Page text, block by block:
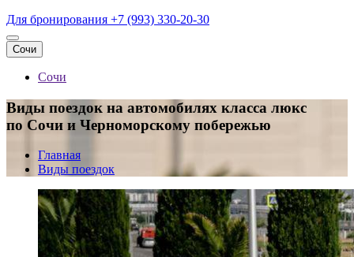
Для бронирования +7 (993) 330-20-30
Сочи
Сочи
Виды поездок на автомобилях класса люкс
по Сочи и Черноморскому побережью
Главная
Виды поездок